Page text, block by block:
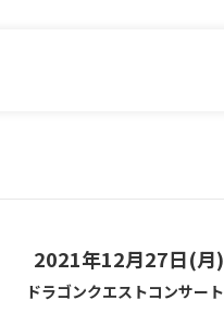
2021年12月27日(月)
ドラゴンクエストコンサート